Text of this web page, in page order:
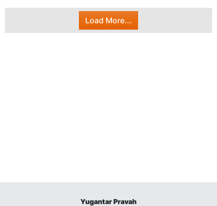
Load More...
Yugantar Pravah